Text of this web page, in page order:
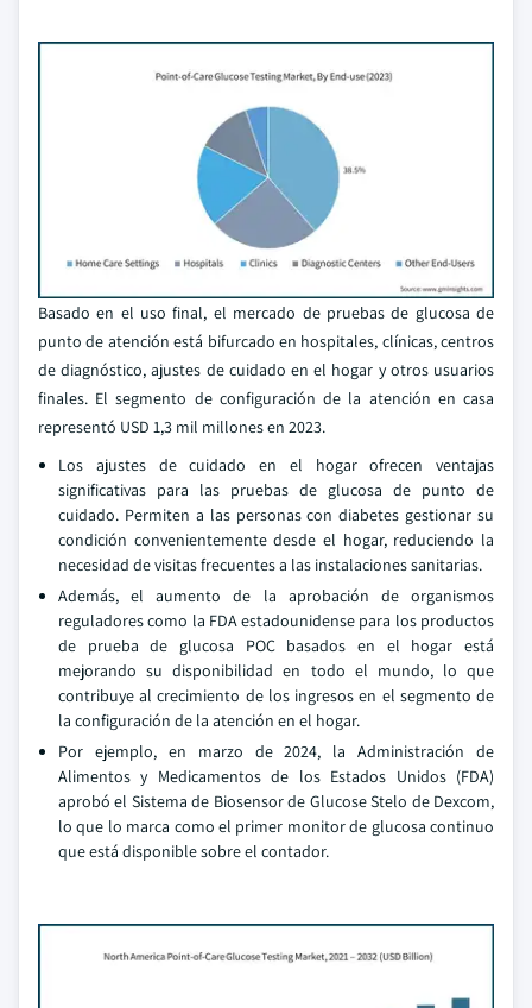
Basado en el uso final, el mercado de pruebas de glucosa de
punto de atención está bifurcado en hospitales, clínicas, centros
de diagnóstico, ajustes de cuidado en el hogar y otros usuarios
finales. El segmento de configuración de la atención en casa
representó USD 1,3 mil millones en 2023.
Los ajustes de cuidado en el hogar ofrecen ventajas
significativas para las pruebas de glucosa de punto de
cuidado. Permiten a las personas con diabetes gestionar su
condición convenientemente desde el hogar, reduciendo la
necesidad de visitas frecuentes a las instalaciones sanitarias.
Además, el aumento de la aprobación de organismos
reguladores como la FDA estadounidense para los productos
de prueba de glucosa POC basados en el hogar está
mejorando su disponibilidad en todo el mundo, lo que
contribuye al crecimiento de los ingresos en el segmento de
la configuración de la atención en el hogar.
Por ejemplo, en marzo de 2024, la Administración de
Alimentos y Medicamentos de los Estados Unidos (FDA)
aprobó el Sistema de Biosensor de Glucose Stelo de Dexcom,
lo que lo marca como el primer monitor de glucosa continuo
que está disponible sobre el contador.